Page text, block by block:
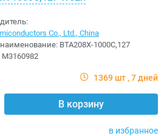
Co., Ltd., China
наименование: BTA208X-1000C,127
M3160982
1369 шт 7 дней
В корзину
в избранное